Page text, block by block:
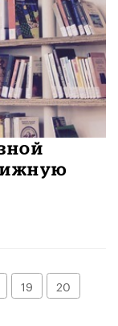
19
20